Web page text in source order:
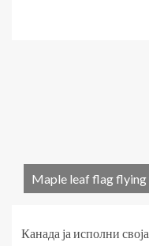
Maple leaf flag flying
Канада ја исполни